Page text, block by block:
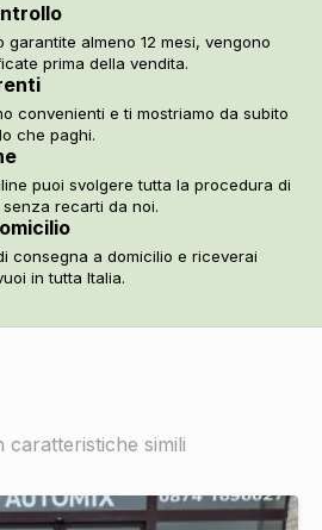
garantite almeno 12 mesi, vengono
prima della vendita.
convenienti e ti mostriamo da subito
che paghi.
puoi svolgere tutta la procedura di
recarti da noi.
consegna a domicilio e riceverai
in tutta Italia.
simili